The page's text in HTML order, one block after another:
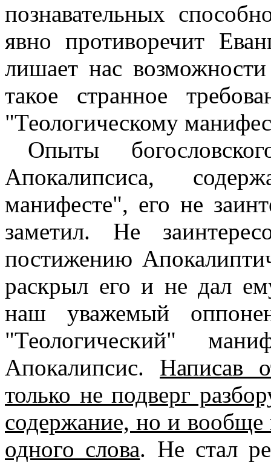
познавательных
явно противоречит
лишает нас
такое странное
"Теологическому
Опыты
Апокалипсиса,
манифесте", его не
заметил. Не
постижению
раскрыл его и не дал
наш уважемый
"Теологический"
Апокалипсис. Написав
только не подверг
содержание, но и вообще
одного слова. Не стал